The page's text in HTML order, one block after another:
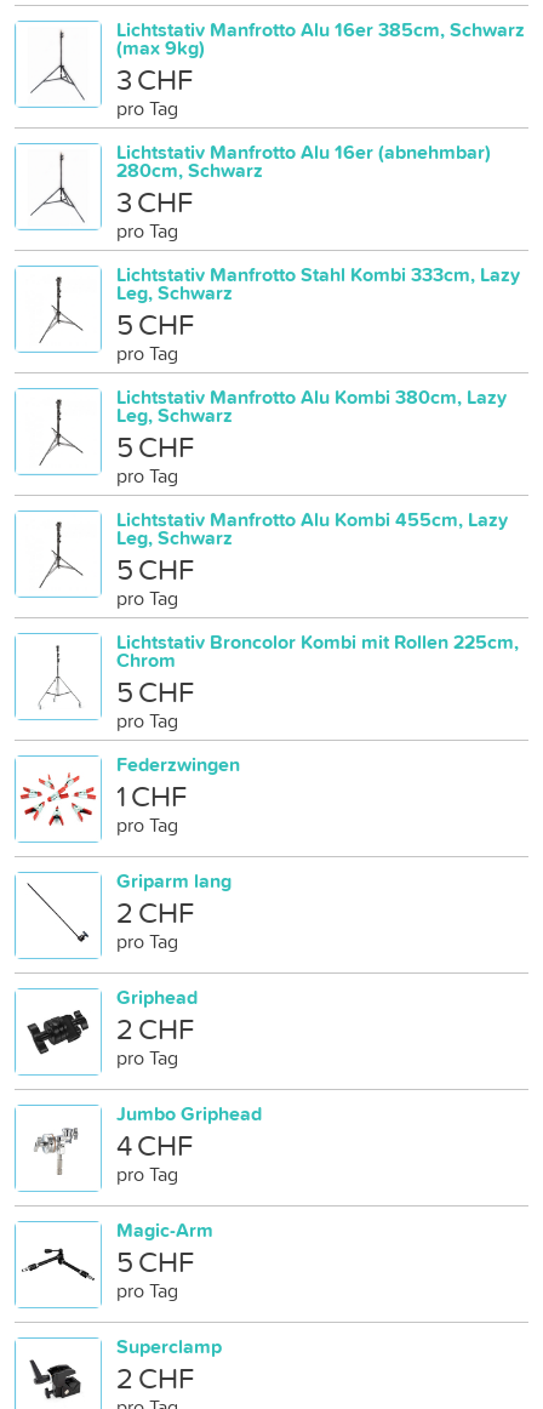
Lichtstativ Manfrotto Alu 16er 385cm, Schwarz
(max 9kg)
3 CHF
pro Tag
Lichtstativ Manfrotto Alu 16er (abnehmbar)
280cm, Schwarz
3 CHF
pro Tag
Lichtstativ Manfrotto Stahl Kombi 333cm, Lazy
Leg, Schwarz
5 CHF
pro Tag
Lichtstativ Manfrotto Alu Kombi 380cm, Lazy
Leg, Schwarz
5 CHF
pro Tag
Lichtstativ Manfrotto Alu Kombi 455cm, Lazy
Leg, Schwarz
5 CHF
pro Tag
Lichtstativ Broncolor Kombi mit Rollen 225cm,
Chrom
5 CHF
pro Tag
Federzwingen
1 CHF
pro Tag
Griparm lang
2 CHF
pro Tag
Griphead
2 CHF
pro Tag
Jumbo Griphead
4 CHF
pro Tag
Magic-Arm
5 CHF
pro Tag
Superclamp
2 CHF